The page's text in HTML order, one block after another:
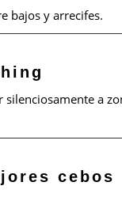
bajos y arrecifes.
silenciosamente a
cebos